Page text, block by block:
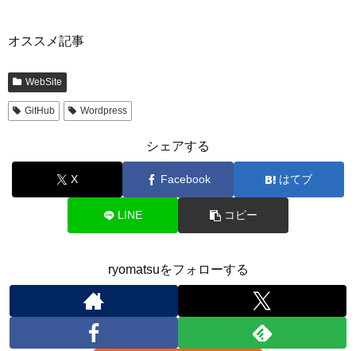
オススメ記事
WebSite
GitHub Wordpress
シェアする
X Facebook はてブ
LINE コピー
ryomatsuをフォローする